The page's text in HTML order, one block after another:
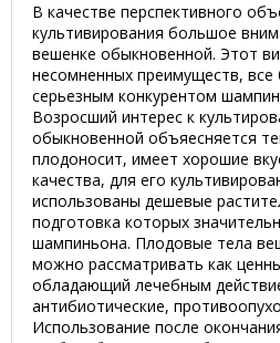
В качестве перспективного
культивирования большое
вешенке обыкновенной. Этот
несомненных преимуществ, все
серьезным конкурентом
Возросший интерес к
обыкновенной объяесняется
плодоносит, имеет хорошие
качества, для его
использованы дешевые
подготовка которых
шампиньона. Плодовые тела
можно рассматривать как
обладающий лечебным
антибиотические,
Использование после